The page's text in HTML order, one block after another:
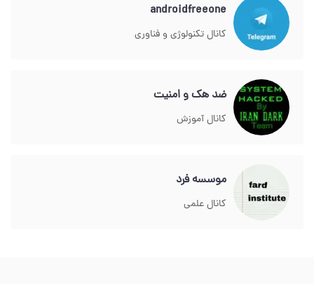
androidfreeone
کانال تکنولوژی و فناوری
ضد هک و امنیت
کانال آموزش
موسسه فرد
کانال علمی